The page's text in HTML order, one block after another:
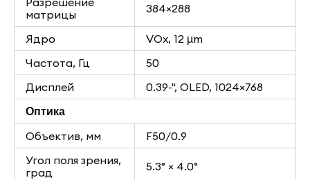
матрицы
384×288
Ядро
VOx, 12 µm
Частота, Гц
50
Дисплей
0.39-", OLED, 1024×768
Оптика
Объектив, мм
F50/0.9
Угол поля зрения,
град
5.3° × 4.0°